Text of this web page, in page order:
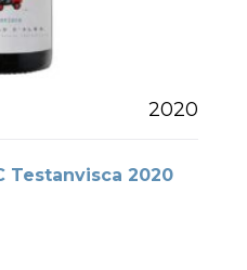
2020
Testanvisca 2020